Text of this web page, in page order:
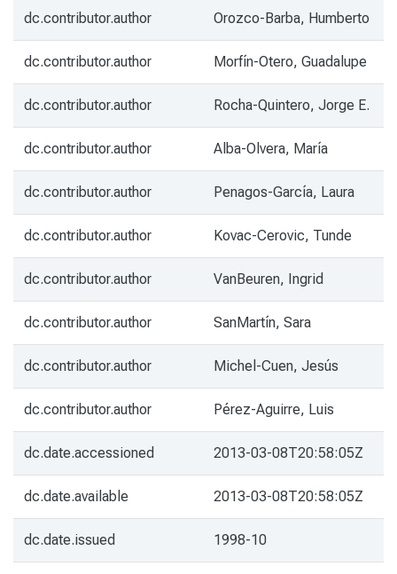
dc.contributor.author Orozco-Barba, Humberto
dc.contributor.author Morfín-Otero, Guadalupe
dc.contributor.author Rocha-Quintero, Jorge E.
dc.contributor.author Alba-Olvera, María
dc.contributor.author Penagos-García, Laura
dc.contributor.author Kovac-Cerovic, Tunde
dc.contributor.author VanBeuren, Ingrid
dc.contributor.author SanMartín, Sara
dc.contributor.author Michel-Cuen, Jesús
dc.contributor.author Pérez-Aguirre, Luis
dc.date.accessioned 2013-03-08T20:58:05Z
dc.date.available 2013-03-08T20:58:05Z
dc.date.issued 1998-10